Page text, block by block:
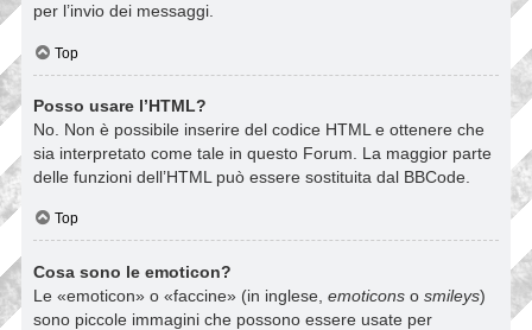
per l’invio dei messaggi.
Top
Posso usare l’HTML?
No. Non è possibile inserire del codice HTML e ottenere che
sia interpretato come tale in questo Forum. La maggior parte
delle funzioni dell’HTML può essere sostituita dal BBCode.
Top
Cosa sono le emoticon?
Le «emoticon» o «faccine» (in inglese, emoticons o smileys)
sono piccole immagini che possono essere usate per